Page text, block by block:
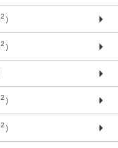
2 ）
2 ）
2 ）
2 ）